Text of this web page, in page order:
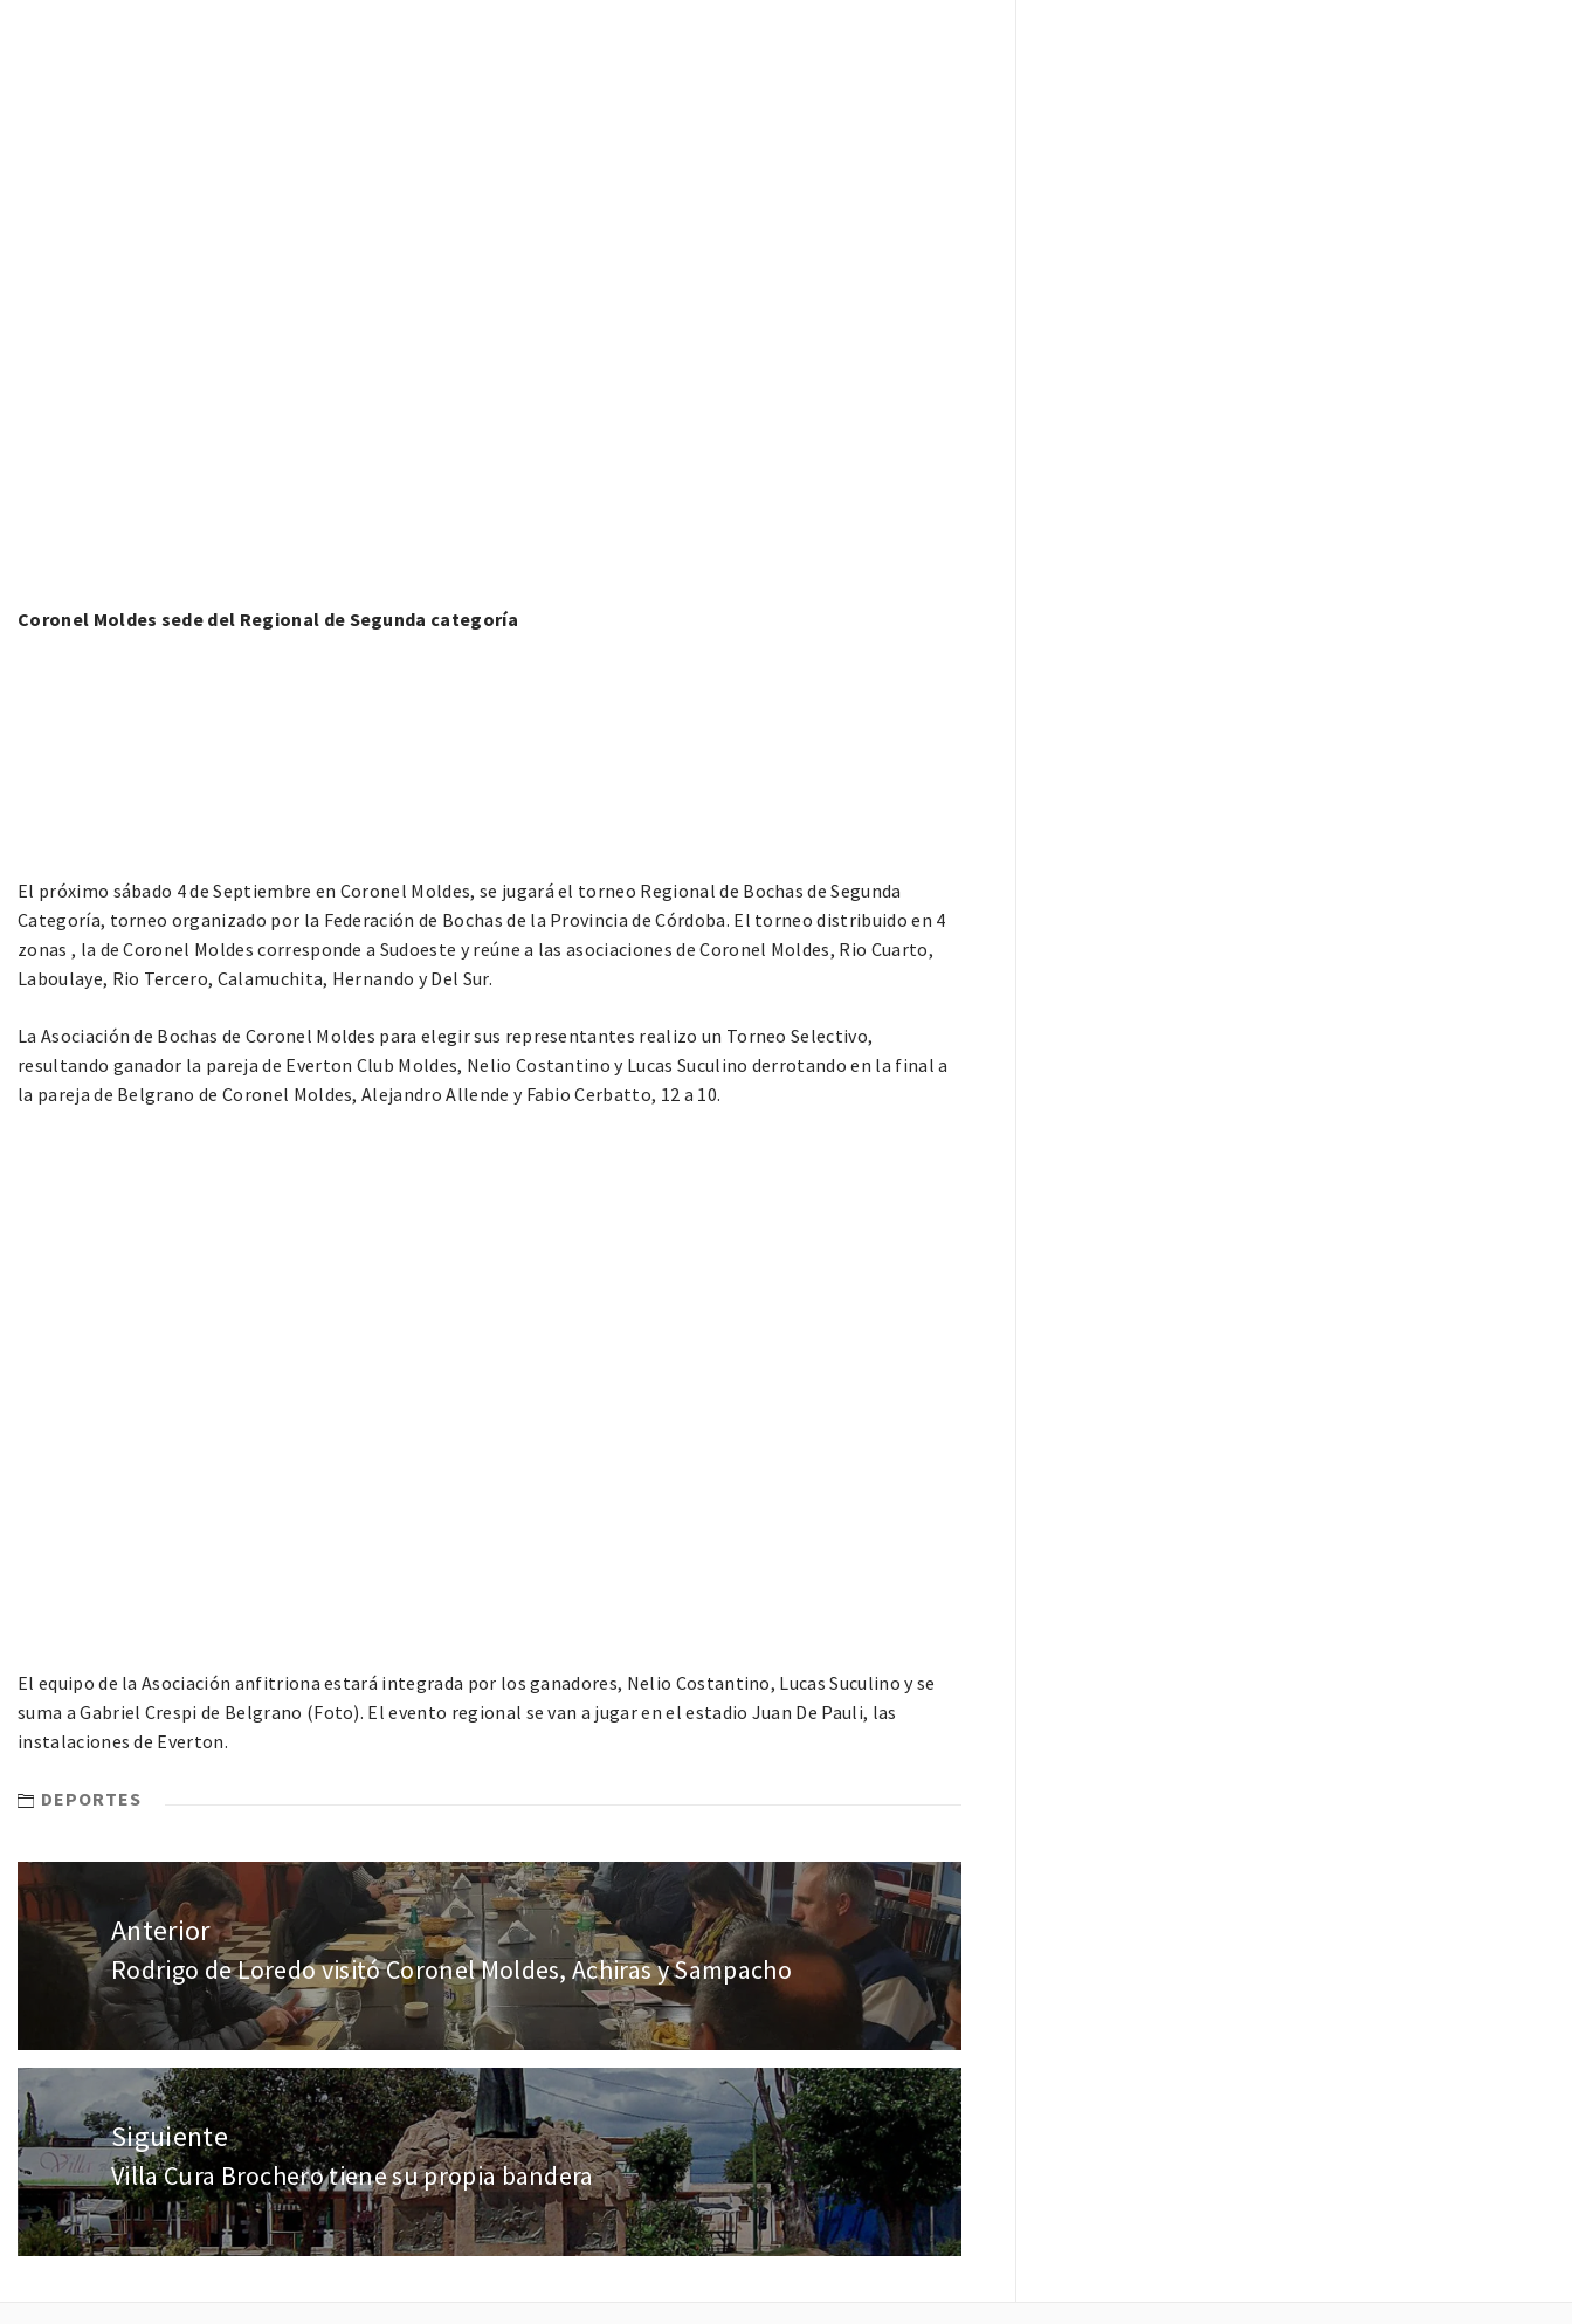
Coronel Moldes sede del Regional de Segunda categoría
El próximo sábado 4 de Septiembre en Coronel Moldes, se jugará el torneo Regional de Bochas de Segunda
Categoría, torneo organizado por la Federación de Bochas de la Provincia de Córdoba. El torneo distribuido en 4
zonas , la de Coronel Moldes corresponde a Sudoeste y reúne a las asociaciones de Coronel Moldes, Rio Cuarto,
Laboulaye, Rio Tercero, Calamuchita, Hernando y Del Sur.
La Asociación de Bochas de Coronel Moldes para elegir sus representantes realizo un Torneo Selectivo,
resultando ganador la pareja de Everton Club Moldes, Nelio Costantino y Lucas Suculino derrotando en la final a
la pareja de Belgrano de Coronel Moldes, Alejandro Allende y Fabio Cerbatto, 12 a 10.
El equipo de la Asociación anfitriona estará integrada por los ganadores, Nelio Costantino, Lucas Suculino y se
suma a Gabriel Crespi de Belgrano (Foto). El evento regional se van a jugar en el estadio Juan De Pauli, las
instalaciones de Everton.
DEPORTES
Anterior
Rodrigo de Loredo visitó Coronel Moldes, Achiras y Sampacho
Siguiente
Villa Cura Brochero tiene su propia bandera